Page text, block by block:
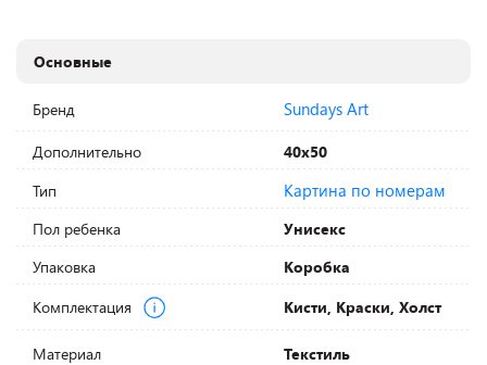
Основные
Бренд Sundays Art
Дополнительно
40х50
Тип
Картина по номерам
Пол ребенка
Унисекс
Упаковка
Коробка
Комплектация
Кисти, Краски, Холст
Материал
Текстиль